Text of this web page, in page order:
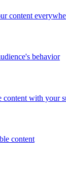
content
behavior
content with your
content